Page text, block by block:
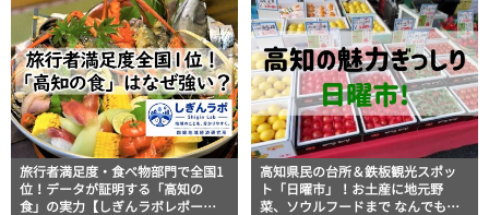
旅行者満足度・食べ物部門で全国1
位！データが証明する「高知の
食」の実力【しぎんラボレポー
高知県民の台所＆鉄板観光スポッ
ト「日曜市」！お土産に地元野
菜、ソウルフードまで なんでもそ